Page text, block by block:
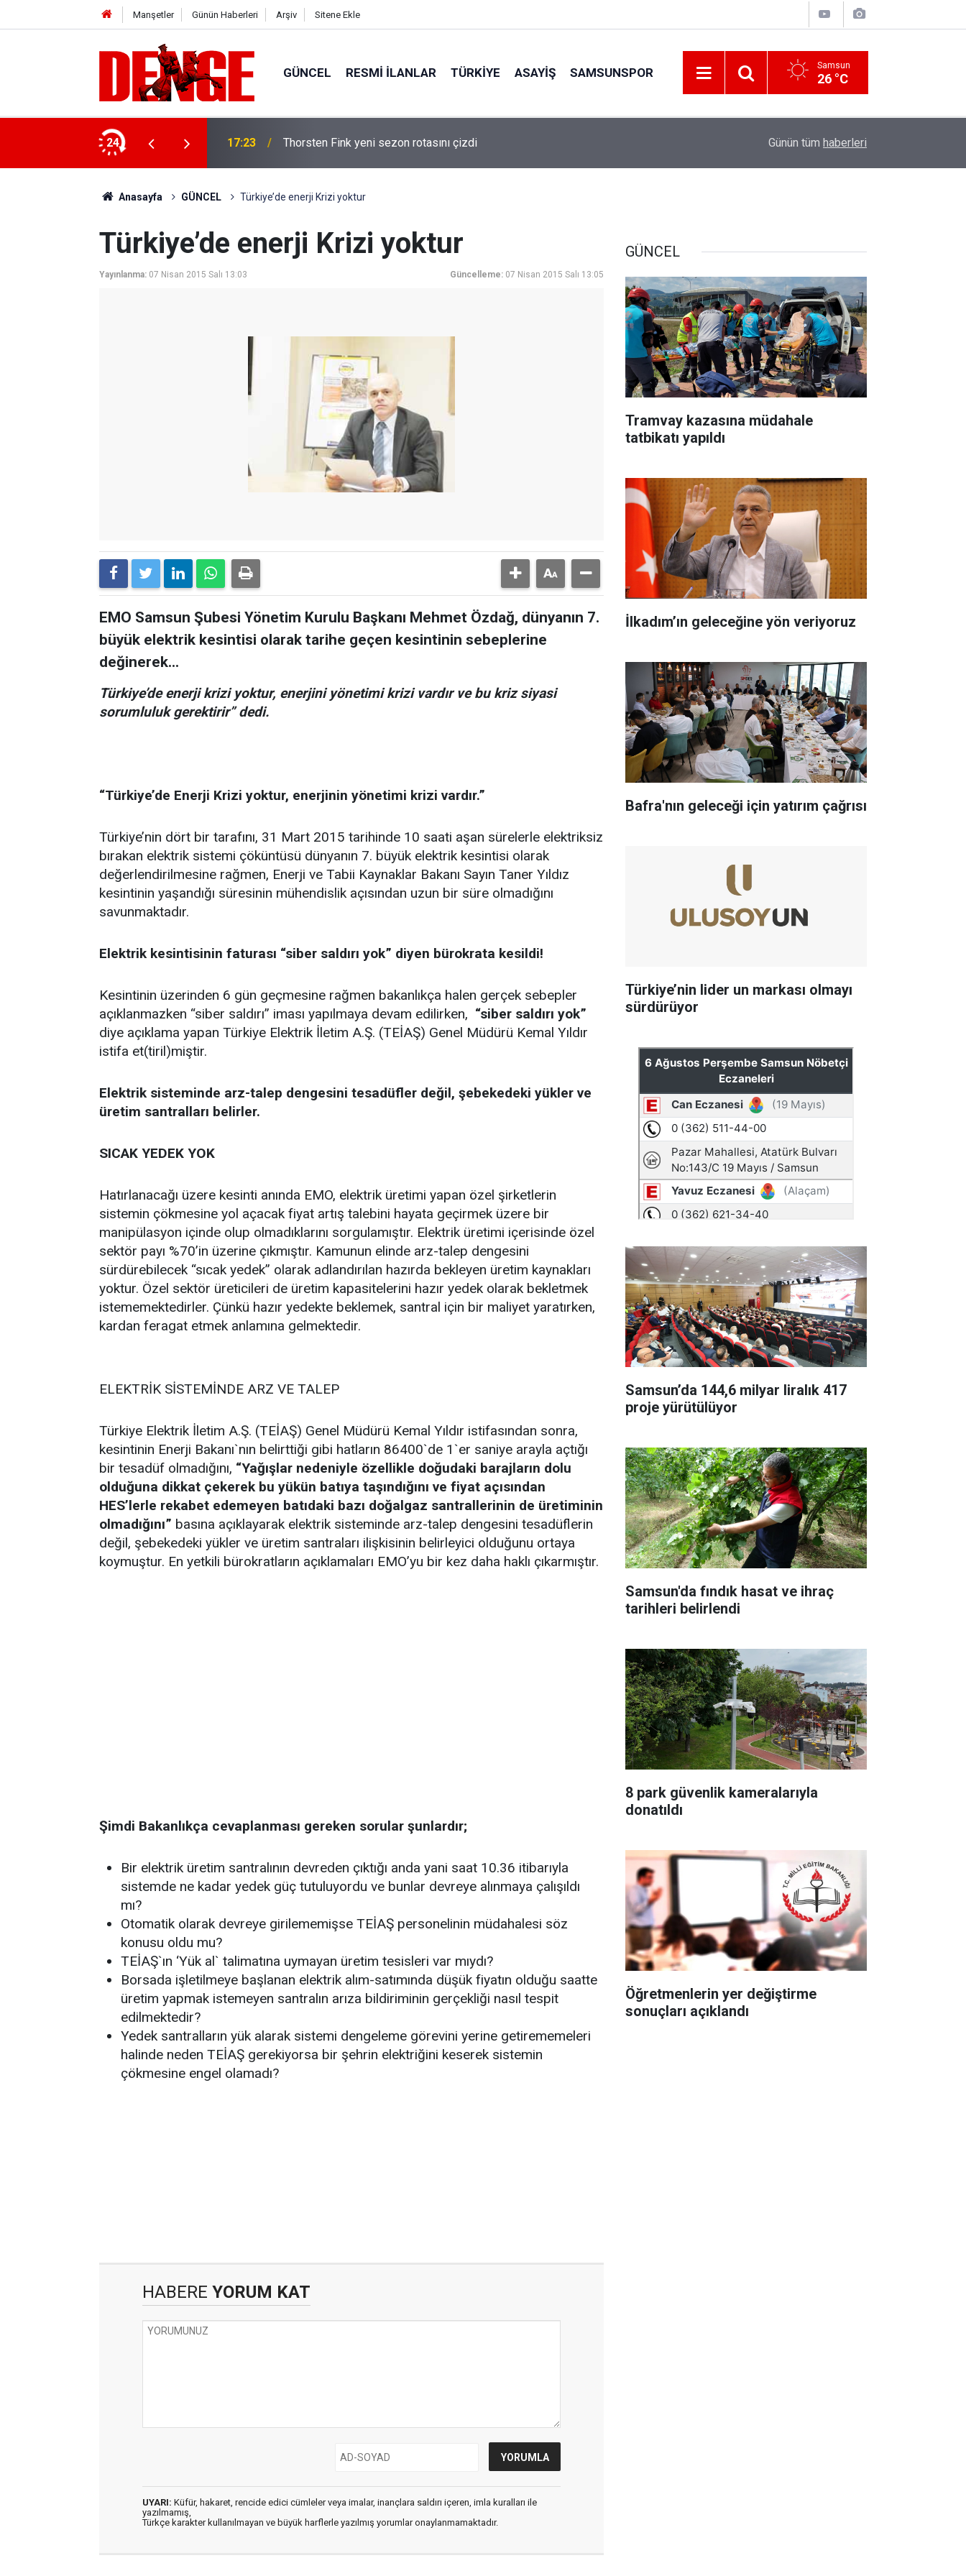
Manşetler Günün Haberleri Arşiv Sitene Ekle
GÜNCEL RESMI İLANLAR TÜRKİYE ASAYİŞ SAMSUNSPOR Samsun
26 °C
24 17:23 Thorsten Fink yeni sezon rotasını çizdi Vatandaşlar evlerinden danışmanlık hizmeti
Günün tüm haberleri
Anasayfa GÜNCEL Türkiye’de enerji Krizi yoktur
Türkiye’de enerji Krizi yoktur
Yayınlanma: 07 Nisan 2015 Salı 13:03 Güncelleme: 07 Nisan 2015 Salı 13:05
EMO Samsun Şubesi Yönetim Kurulu Başkanı Mehmet Özdağ, dünyanın 7.
büyük elektrik kesintisi olarak tarihe geçen kesintinin sebeplerine
değinerek...
Türkiye’de enerji krizi yoktur, enerjini yönetimi krizi vardır ve bu kriz siyasi
sorumluluk gerektirir” dedi.
“Türkiye’de Enerji Krizi yoktur, enerjinin yönetimi krizi vardır.”
Türkiye’nin dört bir tarafını, 31 Mart 2015 tarihinde 10 saati aşan sürelerle elektriksiz
bırakan elektrik sistemi çöküntüsü dünyanın 7. büyük elektrik kesintisi olarak
değerlendirilmesine rağmen, Enerji ve Tabii Kaynaklar Bakanı Sayın Taner Yıldız
kesintinin yaşandığı süresinin mühendislik açısından uzun bir süre olmadığını
savunmaktadır.
Elektrik kesintisinin faturası “siber saldırı yok” diyen bürokrata kesildi!
Kesintinin üzerinden 6 gün geçmesine rağmen bakanlıkça halen gerçek sebepler
açıklanmazken “siber saldırı” iması yapılmaya devam edilirken, “siber saldırı yok”
diye açıklama yapan Türkiye Elektrik İletim A.Ş. (TEİAŞ) Genel Müdürü Kemal Yıldır
istifa et(tiril)miştir.
Elektrik sisteminde arz-talep dengesini tesadüfler değil, şebekedeki yükler ve
üretim santralları belirler.
SICAK YEDEK YOK
Hatırlanacağı üzere kesinti anında EMO, elektrik üretimi yapan özel şirketlerin
sistemin çökmesine yol açacak fiyat artış talebini hayata geçirmek üzere bir
manipülasyon içinde olup olmadıklarını sorgulamıştır. Elektrik üretimi içerisinde özel
sektör payı %70’in üzerine çıkmıştır. Kamunun elinde arz-talep dengesini
sürdürebilecek “sıcak yedek” olarak adlandırılan hazırda bekleyen üretim kaynakları
yoktur. Özel sektör üreticileri de üretim kapasitelerini hazır yedek olarak bekletmek
istememektedirler. Çünkü hazır yedekte beklemek, santral için bir maliyet yaratırken,
kardan feragat etmek anlamına gelmektedir.
ELEKTRİK SİSTEMİNDE ARZ VE TALEP
Türkiye Elektrik İletim A.Ş. (TEİAŞ) Genel Müdürü Kemal Yıldır istifasından sonra,
kesintinin Enerji Bakanı`nın belirttiği gibi hatların 86400`de 1`er saniye arayla açtığı
bir tesadüf olmadığını, “Yağışlar nedeniyle özellikle doğudaki barajların dolu
olduğuna dikkat çekerek bu yükün batıya taşındığını ve fiyat açısından
HES’lerle rekabet edemeyen batıdaki bazı doğalgaz santrallerinin de üretiminin
olmadığını” basına açıklayarak elektrik sisteminde arz-talep dengesini tesadüflerin
değil, şebekedeki yükler ve üretim santraları ilişkisinin belirleyici olduğunu ortaya
koymuştur. En yetkili bürokratların açıklamaları EMO’yu bir kez daha haklı çıkarmıştır.
Şimdi Bakanlıkça cevaplanması gereken sorular şunlardır;
Bir elektrik üretim santralının devreden çıktığı anda yani saat 10.36 itibarıyla
sistemde ne kadar yedek güç tutuluyordu ve bunlar devreye alınmaya çalışıldı
mı?
Otomatik olarak devreye girilememişse TEİAŞ personelinin müdahalesi söz
konusu oldu mu?
TEİAŞ`ın ‘Yük al` talimatına uymayan üretim tesisleri var mıydı?
Borsada işletilmeye başlanan elektrik alım-satımında düşük fiyatın olduğu saatte
üretim yapmak istemeyen santralın arıza bildiriminin gerçekliği nasıl tespit
edilmektedir?
Yedek santralların yük alarak sistemi dengeleme görevini yerine getirememeleri
halinde neden TEİAŞ gerekiyorsa bir şehrin elektriğini keserek sistemin
çökmesine engel olamadı?
HABERE YORUM KAT
UYARI: Küfür, hakaret, rencide edici cümleler veya imalar, inançlara saldırı içeren, imla kuralları ile
yazılmamış,
Türkçe karakter kullanılmayan ve büyük harflerle yazılmış yorumlar onaylanmamaktadır.
GÜNCEL
Tramvay kazasına müdahale
tatbikatı yapıldı
İlkadım’ın geleceğine yön veriyoruz
Bafra'nın geleceği için yatırım çağrısı
Türkiye’nin lider un markası olmayı
sürdürüyor
Samsun’da 144,6 milyar liralık 417
proje yürütülüyor
Samsun'da fındık hasat ve ihraç
tarihleri belirlendi
8 park güvenlik kameralarıyla
donatıldı
Öğretmenlerin yer değiştirme
sonuçları açıklandı